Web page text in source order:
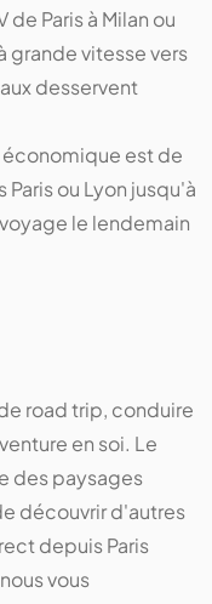
de Paris à Milan ou
grande vitesse vers
desservent
est de
ou Lyon jusqu'à
le lendemain
road trip, conduire
en soi. Le
des paysages
découvrir d'autres
depuis Paris
vous